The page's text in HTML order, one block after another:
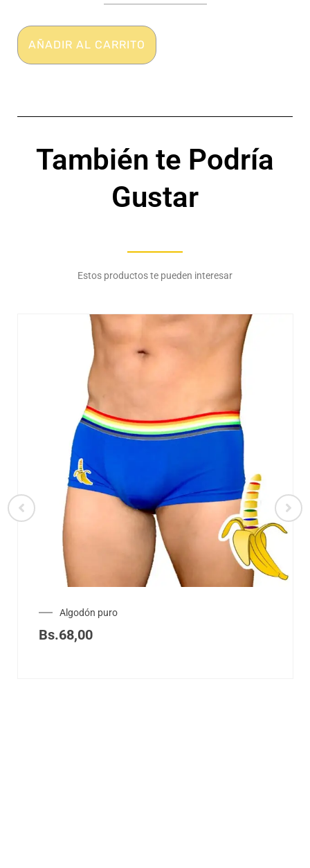
-
Seda
HELLO
AÑADIR AL CARRITO
También te Podría
Gustar
Estos productos te pueden interesar
Algodón puro
Bs.68,00